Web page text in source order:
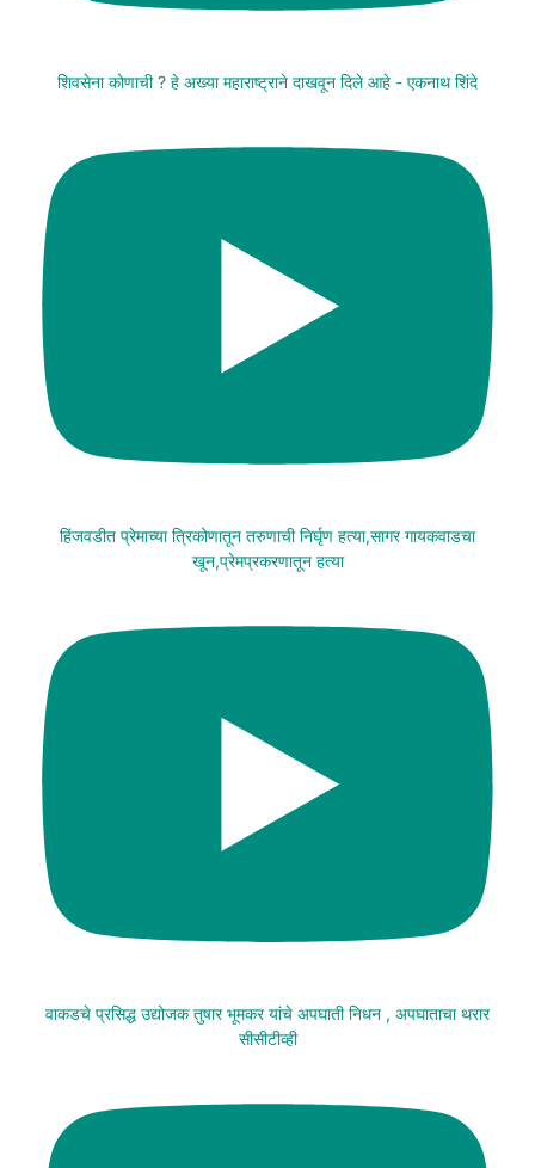
शिवसेना कोणाची ? हे अख्या महाराष्ट्राने दाखवून दिले आहे - एकनाथ शिंदे
हिंजवडीत प्रेमाच्या त्रिकोणातून तरुणाची निर्घृण हत्या,सागर गायकवाडचा
खून,प्रेमप्रकरणातून हत्या
वाकडचे प्रसिद्ध उद्योजक तुषार भूमकर यांचे अपघाती निधन , अपघाताचा थरार
सीसीटीव्ही